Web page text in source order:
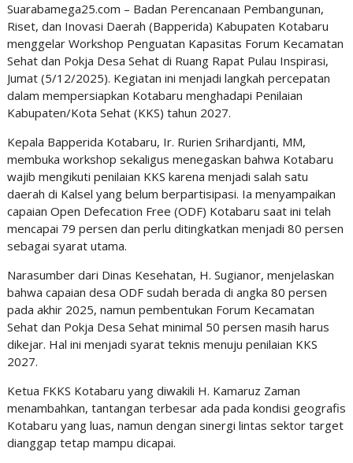
Suarabamega25.com – Badan Perencanaan Pembangunan,
Riset, dan Inovasi Daerah (Bapperida) Kabupaten Kotabaru
menggelar Workshop Penguatan Kapasitas Forum Kecamatan
Sehat dan Pokja Desa Sehat di Ruang Rapat Pulau Inspirasi,
Jumat (5/12/2025). Kegiatan ini menjadi langkah percepatan
dalam mempersiapkan Kotabaru menghadapi Penilaian
Kabupaten/Kota Sehat (KKS) tahun 2027.
Kepala Bapperida Kotabaru, Ir. Rurien Srihardjanti, MM,
membuka workshop sekaligus menegaskan bahwa Kotabaru
wajib mengikuti penilaian KKS karena menjadi salah satu
daerah di Kalsel yang belum berpartisipasi. Ia menyampaikan
capaian Open Defecation Free (ODF) Kotabaru saat ini telah
mencapai 79 persen dan perlu ditingkatkan menjadi 80 persen
sebagai syarat utama.
Narasumber dari Dinas Kesehatan, H. Sugianor, menjelaskan
bahwa capaian desa ODF sudah berada di angka 80 persen
pada akhir 2025, namun pembentukan Forum Kecamatan
Sehat dan Pokja Desa Sehat minimal 50 persen masih harus
dikejar. Hal ini menjadi syarat teknis menuju penilaian KKS
2027.
Ketua FKKS Kotabaru yang diwakili H. Kamaruz Zaman
menambahkan, tantangan terbesar ada pada kondisi geografis
Kotabaru yang luas, namun dengan sinergi lintas sektor target
dianggap tetap mampu dicapai.